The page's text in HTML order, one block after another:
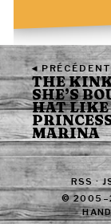
◂
THE
SHE’S
HAT LIKE
MARINA
RSS·
©